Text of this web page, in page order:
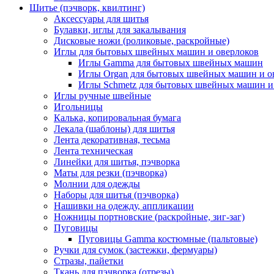
Шитье (пэчворк, квилтинг)
Аксессуары для шитья
Булавки, иглы для закалывания
Дисковые ножи (роликовые, раскройные)
Иглы для бытовых швейных машин и оверлоков
Иглы Gamma для бытовых швейных машин
Иглы Organ для бытовых швейных машин и
Иглы Schmetz для бытовых швейных машин и
Иглы ручные швейные
Игольницы
Калька, копировальная бумага
Лекала (шаблоны) для шитья
Лента декоративная, тесьма
Лента техническая
Линейки для шитья, пэчворка
Маты для резки (пэчворка)
Молнии для одежды
Наборы для шитья (пэчворка)
Нашивки на одежду, аппликации
Ножницы портновские (раскройные, зиг-заг)
Пуговицы
Пуговицы Gamma костюмные (пальтовые)
Ручки для сумок (застежки, фермуары)
Стразы, пайетки
Ткань для пэчворка (отрезы)